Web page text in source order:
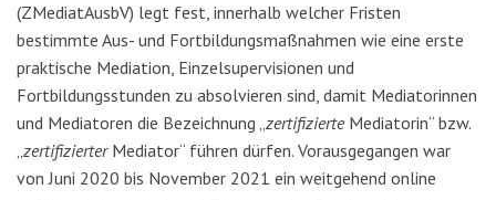
(ZMediatAusbV) legt fest, innerhalb welcher Fristen
bestimmte Aus- und Fortbildungsmaßnahmen wie eine erste
praktische Mediation, Einzelsupervisionen und
Fortbildungsstunden zu absolvieren sind, damit Mediatorinnen
und Mediatoren die Bezeichnung „zertifizierteMediatorin“ bzw.
„zertifizierterMediator“ führen dürfen. Vorausgegangen war
von Juni 2020 bis November 2021 ein weitgehend online